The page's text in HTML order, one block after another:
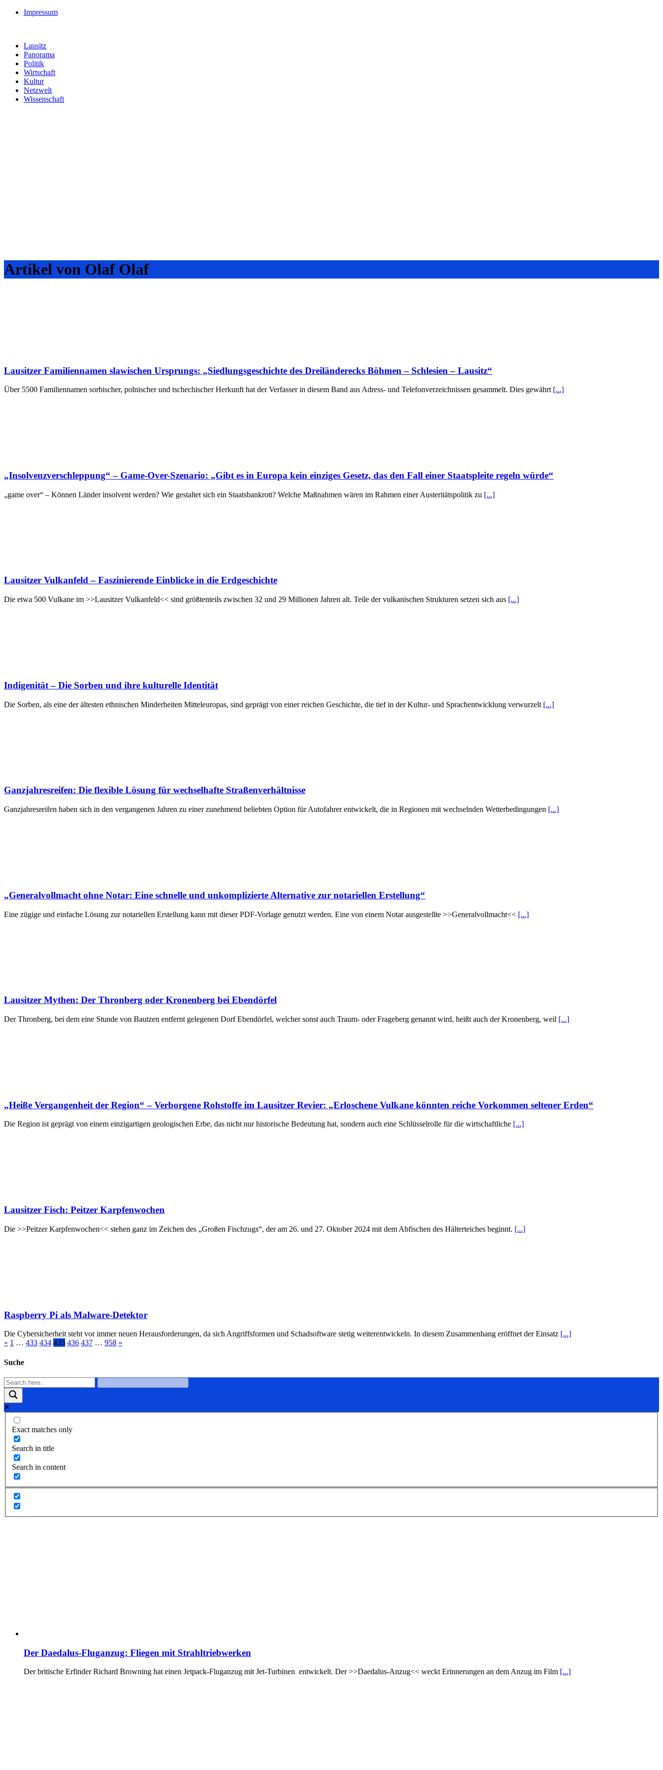
Impressum
Lausitz
Panorama
Politik
Wirtschaft
Kultur
Netzwelt
Wissenschaft
Artikel von Olaf Olaf
Lausitzer Familiennamen slawischen Ursprungs: „Siedlungsgeschichte des Dreiländerecks Böhmen – Schlesien – Lausitz“
Über 5500 Familiennamen sorbischer, polnischer und tschechischer Herkunft hat der Verfasser in diesem Band aus Adress- und Telefonverzeichnissen gesammelt. Dies gewährt [...]
„Insolvenzverschleppung“ – Game-Over-Szenario: „Gibt es in Europa kein einziges Gesetz, das den Fall einer Staatspleite regeln würde“
„game over“ – Können Länder insolvent werden? Wie gestaltet sich ein Staatsbankrott? Welche Maßnahmen wären im Rahmen einer Austeritätspolitik zu [...]
Lausitzer Vulkanfeld – Faszinierende Einblicke in die Erdgeschichte
Die etwa 500 Vulkane im >>Lausitzer Vulkanfeld<< sind größtenteils zwischen 32 und 29 Millionen Jahren alt. Teile der vulkanischen Strukturen setzen sich aus [...]
Indigenität – Die Sorben und ihre kulturelle Identität
Die Sorben, als eine der ältesten ethnischen Minderheiten Mitteleuropas, sind geprägt von einer reichen Geschichte, die tief in der Kultur- und Sprachentwicklung verwurzelt [...]
Ganzjahresreifen: Die flexible Lösung für wechselhafte Straßenverhältnisse
Ganzjahresreifen haben sich in den vergangenen Jahren zu einer zunehmend beliebten Option für Autofahrer entwickelt, die in Regionen mit wechselnden Wetterbedingungen [...]
„Generalvollmacht ohne Notar: Eine schnelle und unkomplizierte Alternative zur notariellen Erstellung“
Eine zügige und einfache Lösung zur notariellen Erstellung kann mit dieser PDF-Vorlage genutzt werden. Eine von einem Notar ausgestellte >>Generalvollmacht<< [...]
Lausitzer Mythen: Der Thronberg oder Kronenberg bei Ebendörfel
Der Thronberg, bei dem eine Stunde von Bautzen entfernt gelegenen Dorf Ebendörfel, welcher sonst auch Traum- oder Frageberg genannt wird, heißt auch der Kronenberg, weil [...]
„Heiße Vergangenheit der Region“ – Verborgene Rohstoffe im Lausitzer Revier: „Erloschene Vulkane könnten reiche Vorkommen seltener Erden“
Die Region ist geprägt von einem einzigartigen geologischen Erbe, das nicht nur historische Bedeutung hat, sondern auch eine Schlüsselrolle für die wirtschaftliche [...]
Lausitzer Fisch: Peitzer Karpfenwochen
Die >>Peitzer Karpfenwochen<< stehen ganz im Zeichen des „Großen Fischzugs“, der am 26. und 27. Oktober 2024 mit dem Abfischen des Hälterteiches beginnt. [...]
Raspberry Pi als Malware-Detektor
Die Cybersicherheit steht vor immer neuen Herausforderungen, da sich Angriffsformen und Schadsoftware stetig weiterentwickeln. In diesem Zusammenhang eröffnet der Einsatz [...]
« 1 … 433 434 435 436 437 … 958 »
Suche
Exact matches only
Search in title
Search in content
Der Daedalus-Fluganzug: Fliegen mit Strahltriebwerken
Der britische Erfinder Richard Browning hat einen Jetpack-Fluganzug mit Jet-Turbinen entwickelt. Der >>Daedalus-Anzug<< weckt Erinnerungen an dem Anzug im Film [...]